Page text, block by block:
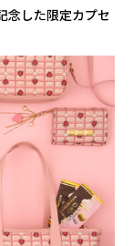
念した限定カプセ